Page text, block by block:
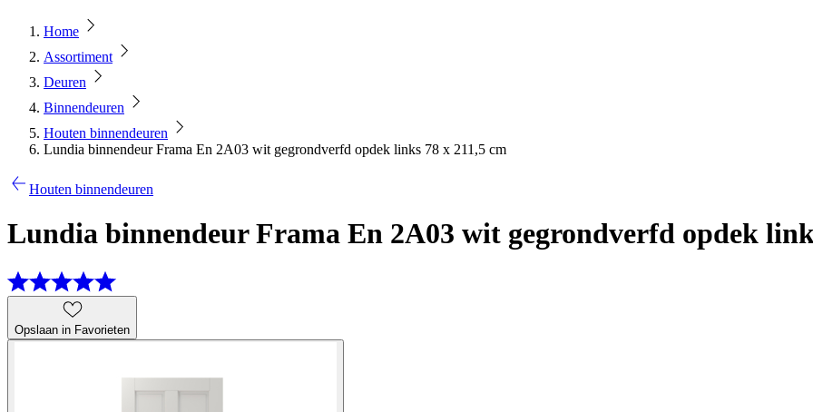
Home
Assortiment
Deuren
Binnendeuren
Houten binnendeuren
Lundia binnendeur Frama En 2A03 wit gegrondverfd opdek links 78 x 211,5 cm
Houten binnendeuren
Lundia binnendeur Frama En 2A03 wit gegrondverfd opdek
Opslaan in Favorieten